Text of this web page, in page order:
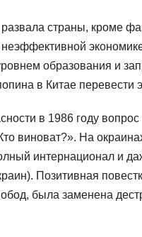
страны, кроме
образования и
в Китае перевести
в 1986 году
виноват?». На
интернационал и
Позитивная
была заменена